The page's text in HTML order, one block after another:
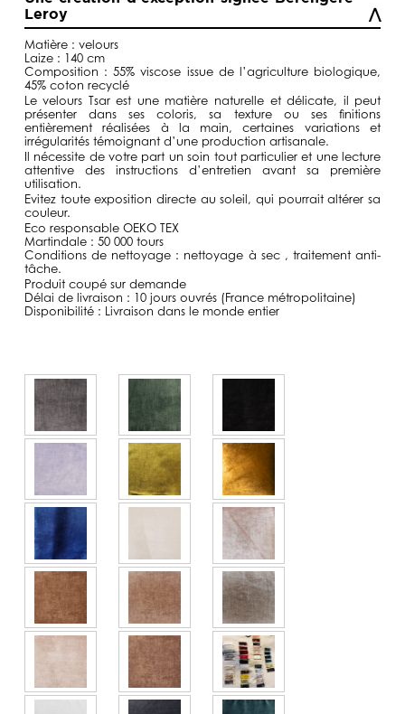
Leroy
Matière : velours
Laize : 140 cm
Composition : 55% viscose issue de l’agriculture biologique,
45% coton recyclé
Le velours Tsar est une matière naturelle et délicate, il peut
présenter dans ses coloris, sa texture ou ses finitions
entièrement réalisées à la main, certaines variations et
irrégularités témoignant d’une production artisanale.
Il nécessite de votre part un soin tout particulier et une lecture
attentive des instructions d’entretien avant sa première
utilisation.
Evitez toute exposition directe au soleil, qui pourrait altérer sa
couleur.
Eco responsable OEKO TEX
Martindale : 50 000 tours
Conditions de nettoyage : nettoyage à sec , traitement anti-
tâche.
Produit coupé sur demande
Délai de livraison : 10 jours ouvrés (France métropolitaine)
Disponibilité : Livraison dans le monde entier